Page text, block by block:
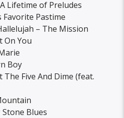
Lifetime of Preludes
Favorite Pastime
– The Mission
On You
Boy
Five And Dime (feat.
Blues